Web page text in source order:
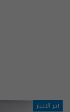
آخر الاخبار